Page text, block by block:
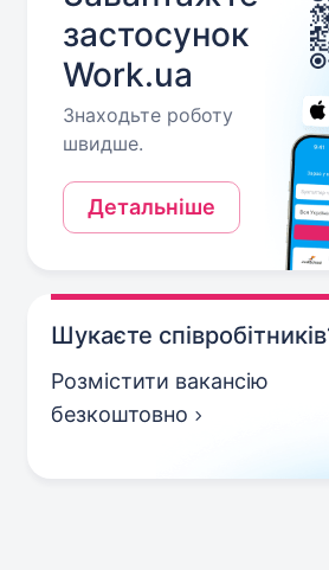
застосунок
Work.ua
Знаходьте роботу
швидше.
Детальніше
Шукаєте
Розмістити вакансію
безкоштовно